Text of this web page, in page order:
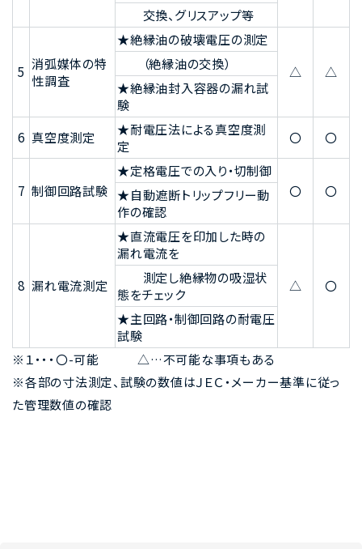
交換、グリスアップ等
5 消弧媒体の特
性調査
★絶縁油の破壊電圧の測定
△
△
（絶縁油の交換）
★絶縁油封入容器の漏れ試
験
6 真空度測定
★耐電圧法による真空度測
定
〇 〇
7 制御回路試験
★定格電圧での入り・切制御
〇
〇
★自動遮断トリップフリー動
作の確認
8 漏れ電流測定
★直流電圧を印加した時の
漏れ電流を
△
〇
測定し絶縁物の吸湿状
態をチェック
★主回路・制御回路の耐電圧
試験
※１・・・〇-可能 △…不可能な事項もある
※各部の寸法測定、試験の数値はＪＥＣ・メーカー基準に従っ
た管理数値の確認